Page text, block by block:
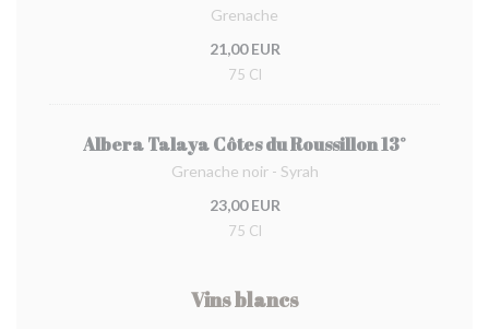
Grenache
21,00 EUR
75 Cl
Albera Talaya Côtes du Roussillon 13°
Grenache noir - Syrah
23,00 EUR
75 Cl
Vins blancs